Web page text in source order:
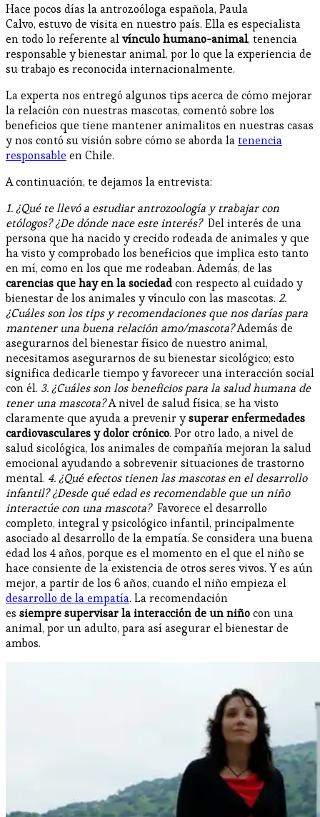
Hace pocos días la antrozoóloga española, Paula
Calvo, estuvo de visita en nuestro país. Ella es especialista
en todo lo referente alvínculo humano-animal, tenencia
responsable y bienestar animal, por lo que la experiencia de
su trabajo es reconocida internacionalmente.
La experta nos entregó algunos tips acerca de cómo mejorar
la relación con nuestras mascotas, comentó sobre los
beneficios que tiene mantener animalitos en nuestras casas
y nos contó su visión sobre cómo se aborda latenencia
responsable en Chile.
A continuación, te dejamos la entrevista:
1. ¿Qué te llevó a estudiar antrozoología y trabajar con
etólogos? ¿De dónde nace este interés? Del interés de una
persona que ha nacido y crecido rodeada de animales y que
ha visto y comprobado los beneficios que implica esto tanto
en mí, como en los que me rodeaban. Además, de las
carencias que hay en la sociedadcon respecto al cuidado y
bienestar de los animales y vínculo con las mascotas. 2.
¿Cuáles son los tips y recomendaciones que nos darías para
mantener una buena relación amo/mascota?Además de
asegurarnos del bienestar físico de nuestro animal,
necesitamos asegurarnos de su bienestar sicológico; esto
significa dedicarle tiempo y favorecer una interacción social
con él. 3. ¿Cuáles son los beneficios para la salud humana de
tener una mascota?A nivel de salud física, se ha visto
claramente que ayuda a prevenir ysuperar enfermedades
cardiovasculares y dolor crónico. Por otro lado, a nivel de
salud sicológica, los animales de compañía mejoran la salud
emocional ayudando a sobrevenir situaciones de trastorno
mental. 4. ¿Qué efectos tienen las mascotas en el desarrollo
infantil? ¿Desde qué edad es recomendable que un niño
interactúe con una mascota? Favorece el desarrollo
completo, integral y psicológico infantil, principalmente
asociado al desarrollo de la empatía. Se considera una buena
edad los 4 años, porque es el momento en el que el niño se
hace consiente de la existencia de otros seres vivos. Y es aún
mejor, a partir de los 6 años, cuando el niño empieza el
desarrollo de la empatía. La recomendación
es siempresupervisar la interacción de un niñocon una
animal, por un adulto, para así asegurar el bienestar de
ambos.